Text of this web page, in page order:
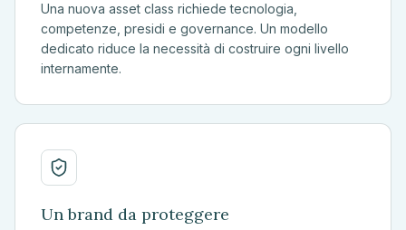
Una nuova asset class richiede tecnologia,
competenze, presidi e governance. Un modello
dedicato riduce la necessità di costruire ogni livello
internamente.
Un brand da proteggere